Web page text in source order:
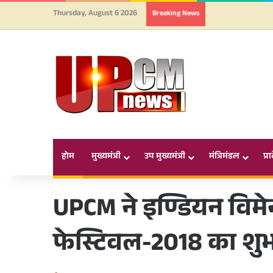
Thursday, August 6 2026 Breaking News
होम मुख्यमंत्री उप मुख्यमंत्री मंत्रिमंडल
UPCM ने इण्डियन
फेस्टिवल-2018 का